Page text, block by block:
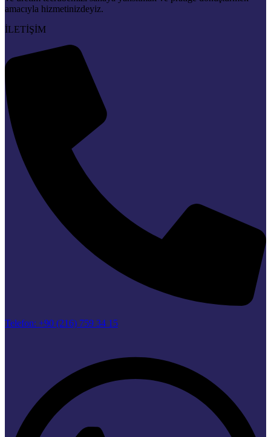
amacıyla hizmetinizdeyiz.
İLETİŞİM
Telefon: +90 (216) 759 34 15